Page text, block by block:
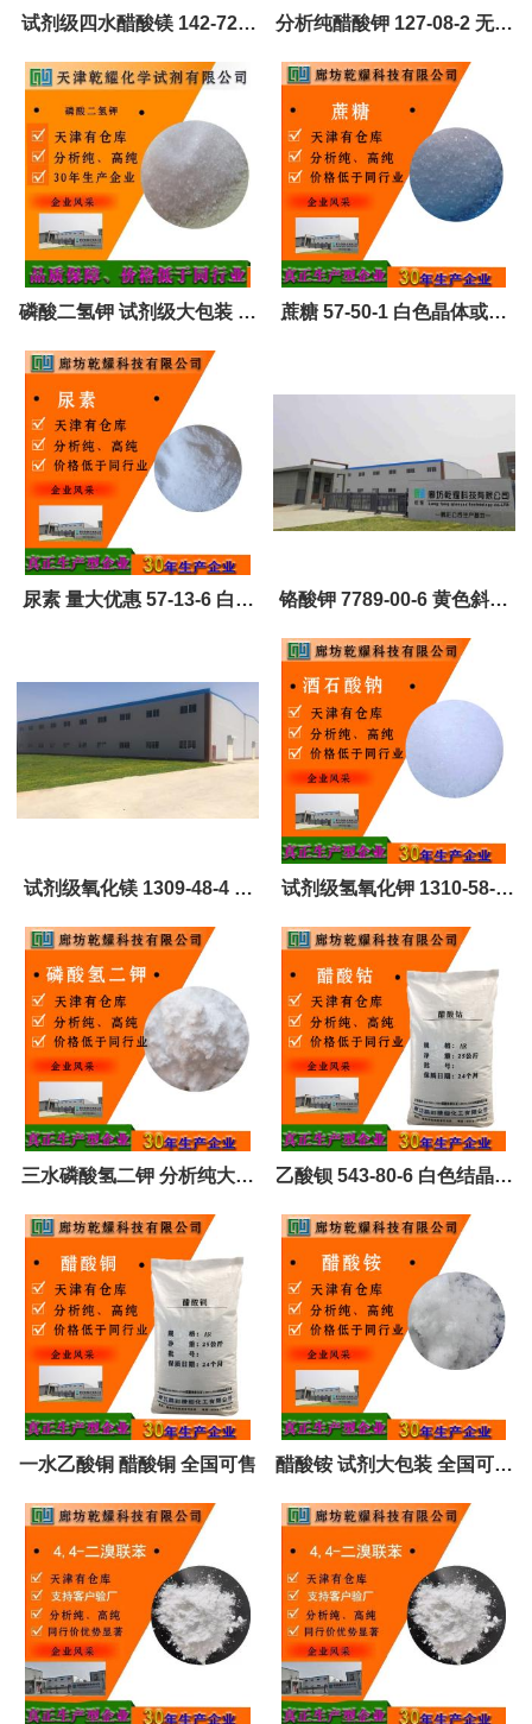
试剂级四水醋酸镁 142-72-3
试剂大包装 全国可售
分析纯醋酸钾 127-08-2 无色
结晶或白色粉末 试剂大包装
全国可售
磷酸二氢钾 试剂级大包装 全
国可售 可定制
蔗糖 57-50-1 白色晶体或粉
尿素 量大优惠 57-13-6 白色 铬酸钾 7789-00-6 黄色斜方
结晶 可定制 全国可售
试剂级氧化镁 1309-48-4 白
色或淡灰色粉末 全国可售
试剂级氢氧化钾 1310-58-3
白色片状 大包装
三水磷酸氢二钾 分析纯大包
装 全国可售 可定制
乙酸钡 543-80-6 白色结晶性
粉末 试剂大包装 全国可售
一水乙酸铜 醋酸铜 全国可售 醋酸铵 试剂大包装 全国可售
可定制